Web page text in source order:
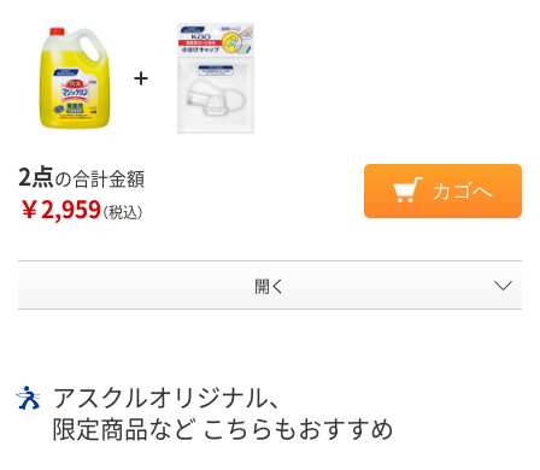
2点の合計金額
￥2,959（税込）
カゴへ
開く
アスクルオリジナル、
限定商品など こちらもおすすめ